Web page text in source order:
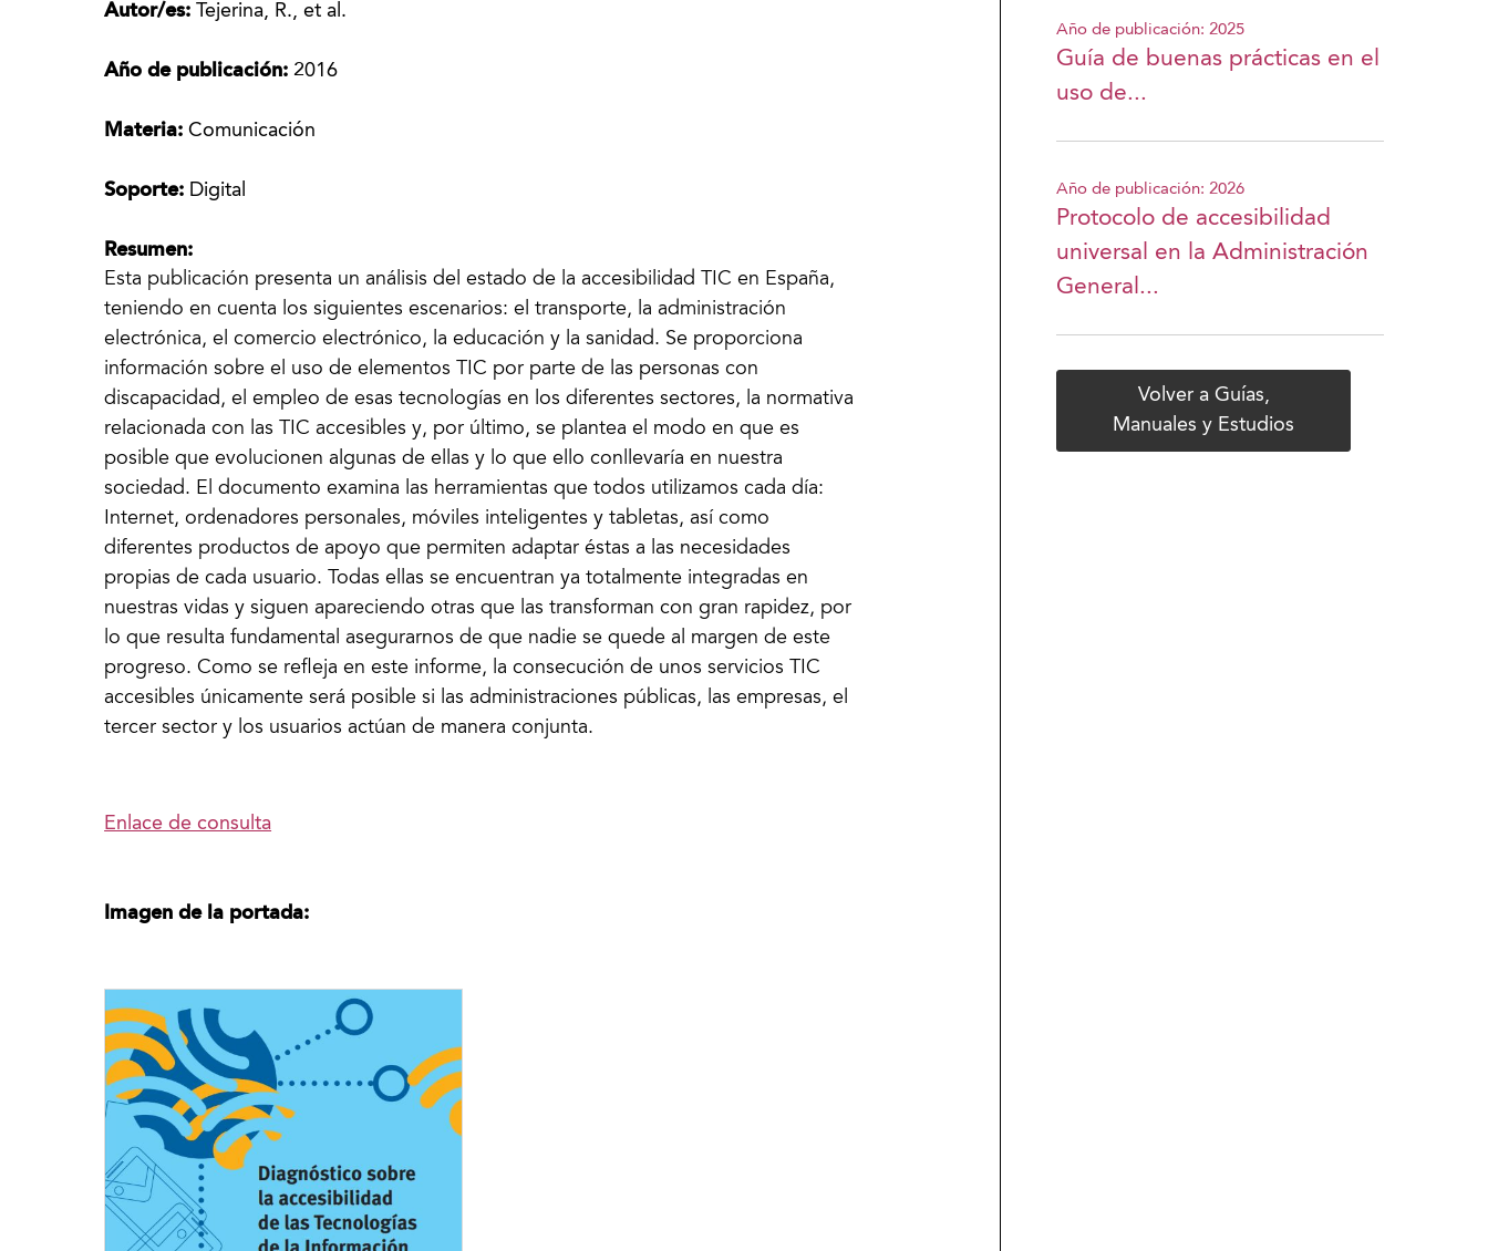
Autor/es:Tejerina, R., et al.
Año de publicación: 2016
Materia:Comunicación
Soporte: Digital
Resumen:
Esta publicación presenta un análisis del estado de la accesibilidad TIC en España,
teniendo en cuenta los siguientes escenarios: el transporte, la administración
electrónica, el comercio electrónico, la educación y la sanidad. Se proporciona
información sobre el uso de elementos TIC por parte de las personas con
discapacidad, el empleo de esas tecnologías en los diferentes sectores, la normativa
relacionada con las TIC accesibles y, por último, se plantea el modo en que es
posible que evolucionen algunas de ellas y lo que ello conllevaría en nuestra
sociedad. El documento examina las herramientas que todos utilizamos cada día:
Internet, ordenadores personales, móviles inteligentes y tabletas, así como
diferentes productos de apoyo que permiten adaptar éstas a las necesidades
propias de cada usuario. Todas ellas se encuentran ya totalmente integradas en
nuestras vidas y siguen apareciendo otras que las transforman con gran rapidez, por
lo que resulta fundamental asegurarnos de que nadie se quede al margen de este
progreso. Como se refleja en este informe, la consecución de unos servicios TIC
accesibles únicamente será posible si las administraciones públicas, las empresas, el
tercer sector y los usuarios actúan de manera conjunta.
Enlace de consulta
Imagen de la portada:
Año de publicación: 2025
Guía de buenas prácticas en el
uso de...
Año de publicación: 2026
Protocolo de accesibilidad
universal en la Administración
General...
Volver a Guías,
Manuales y Estudios